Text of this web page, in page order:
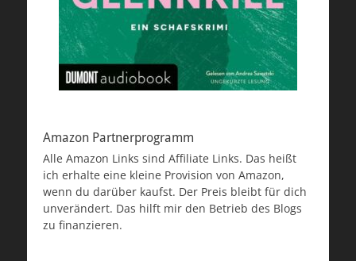
Amazon Partnerprogramm
Alle Amazon Links sind Affiliate Links. Das heißt
ich erhalte eine kleine Provision von Amazon,
wenn du darüber kaufst. Der Preis bleibt für dich
unverändert. Das hilft mir den Betrieb des Blogs
zu finanzieren.